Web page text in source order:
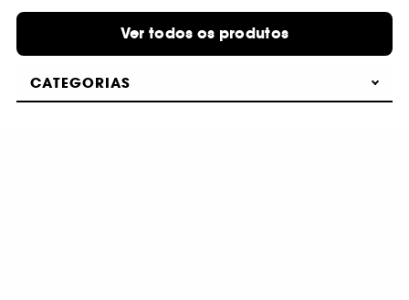
Ver todos os produtos
CATEGORIAS